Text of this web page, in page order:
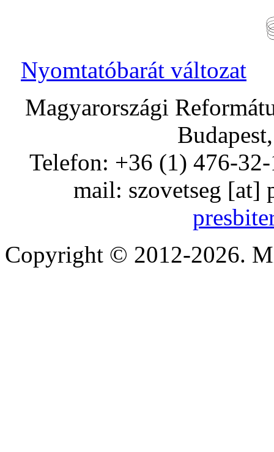
Nyomtatóbarát változat
Magyarországi
Telefon: +36 (1) 476-
mail: szovetseg [at]
Copyright © 2012-2026.